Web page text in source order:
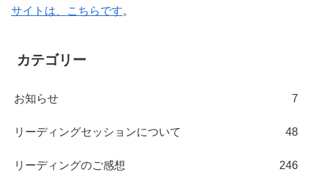
サイトは、こちらです。
カテゴリー
お知らせ 7
リーディングセッションについて 48
リーディングのご感想 246